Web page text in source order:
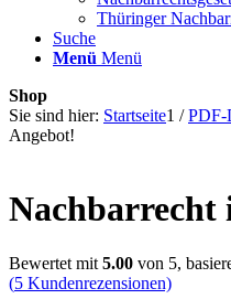
Thüringer
Suche
Menü Menü
Shop
Sie sind hier: Startseite1 / PDF-
Angebot!
Nachbarrecht
Bewertet mit 5.00 von 5,
(5 Kundenrezensionen)